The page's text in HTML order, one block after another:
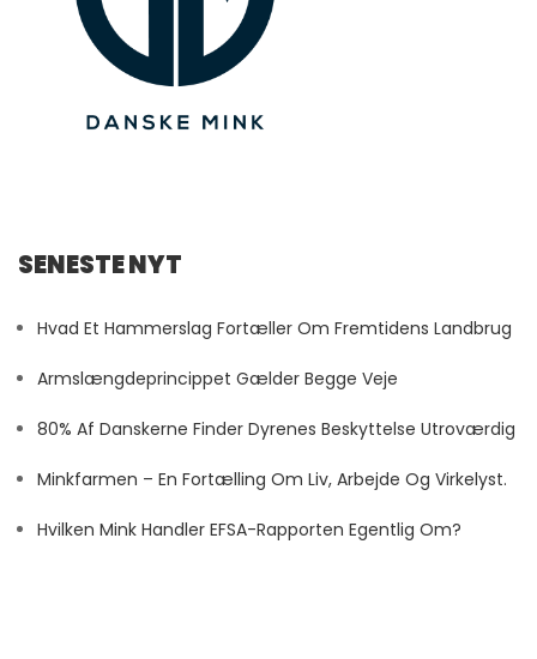
SENESTE NYT
Hvad Et Hammerslag Fortæller Om Fremtidens Landbrug
Armslængdeprincippet Gælder Begge Veje
80% Af Danskerne Finder Dyrenes Beskyttelse Utroværdig
Minkfarmen – En Fortælling Om Liv, Arbejde Og Virkelyst.
Hvilken Mink Handler EFSA-Rapporten Egentlig Om?